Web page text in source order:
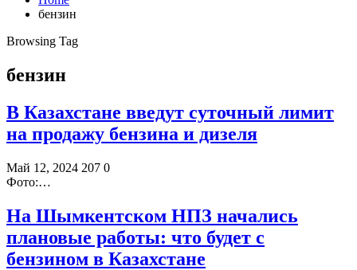
бензин
Browsing Tag
бензин
В Казахстане введут суточный лимит
на продажу бензина и дизеля
Май 12, 2024 207 0
Фото:…
На Шымкентском НПЗ начались
плановые работы: что будет с
бензином в Казахстане